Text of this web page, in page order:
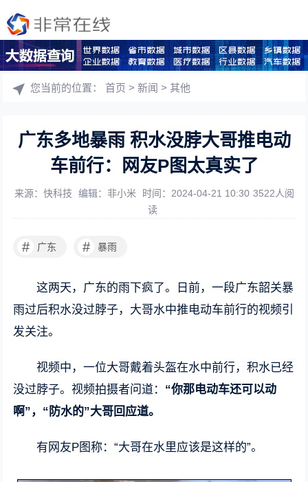
您当前的位置：首页 >新闻 >其他
广东多地暴雨 积水没脖大哥推电动
车前行：网友P图太真实了
来源：快科技 编辑：非小米 时间：2024-04-21 10:30 3522人阅
读
# 广东 # 暴雨
这两天，广东的雨下疯了。日前，一段广东韶关暴
雨过后积水没过脖子， 大哥水中推电动车前行的视频引
发关注。
视频中，一位大哥戴着头盔在水中前行，积水已经
没过脖子。视频拍摄者问道： “你那电动车还可以动
啊”，“防水的”大哥回应道。
有网友P图称：“大哥在水里应该是这样的”。